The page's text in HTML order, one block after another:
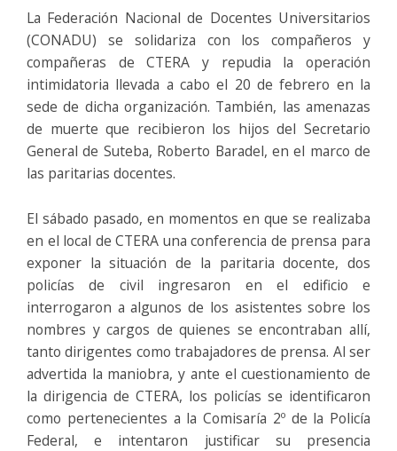
La Federación Nacional de Docentes Universitarios
(CONADU) se solidariza con los compañeros y
compañeras de CTERA y repudia la operación
intimidatoria llevada a cabo el 20 de febrero en la
sede de dicha organización. También, las amenazas
de muerte que recibieron los hijos del Secretario
General de Suteba, Roberto Baradel, en el marco de
las paritarias docentes.
El sábado pasado, en momentos en que se realizaba
en el local de CTERA una conferencia de prensa para
exponer la situación de la paritaria docente, dos
policías de civil ingresaron en el edificio e
interrogaron a algunos de los asistentes sobre los
nombres y cargos de quienes se encontraban allí,
tanto dirigentes como trabajadores de prensa. Al ser
advertida la maniobra, y ante el cuestionamiento de
la dirigencia de CTERA, los policías se identificaron
como pertenecientes a la Comisaría 2º de la Policía
Federal, e intentaron justificar su presencia